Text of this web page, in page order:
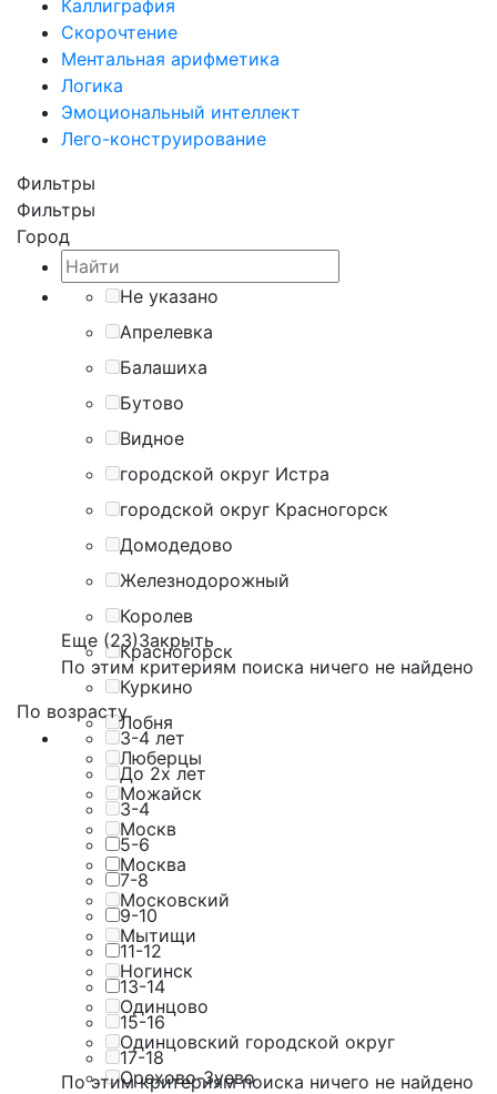
Каллиграфия
Скорочтение
Ментальная арифметика
Логика
Эмоциональный интеллект
Лего-конструирование
Фильтры
Фильтры
Город
Не указано
Апрелевка
Балашиха
Бутово
Видное
городской округ Истра
городской округ Красногорск
Домодедово
Железнодорожный
Королев
Красногорск
Куркино
Лобня
Люберцы
Можайск
Москв
Москва
Московский
Мытищи
Ногинск
Одинцово
Одинцовский городской округ
Орехово-Зуево
Еще (23)Закрыть
По этим критериям поиска ничего не найдено
По возрасту
3-4 лет
До 2х лет
3-4
5-6
7-8
9-10
11-12
13-14
15-16
17-18
По этим критериям поиска ничего не найдено